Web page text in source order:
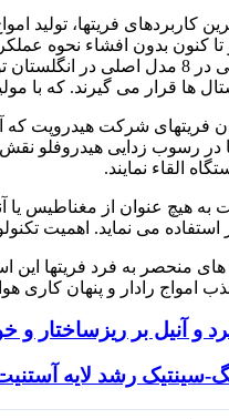
و تا کنون بدون افشاء نحوه
تجاری و صنعتی در 8 مدل
ها قرار می گیرند. که با
فریتهای شرکت هیدروپت که آن
رسوب زدایی هیدروفلو نقش
القاء نمایند.
به هیچ عنوان از مغناطیس یا
استفاده می نماید. اهمیت
منحصر به فرد فریتها این
امواج رادار و پنهان کاری
و آنیل بر ریزساختار
سینتیک رشد لایه